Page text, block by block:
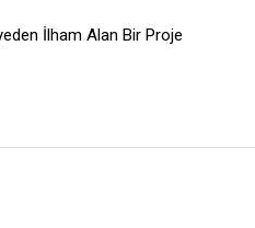
İlham Alan Bir Proje